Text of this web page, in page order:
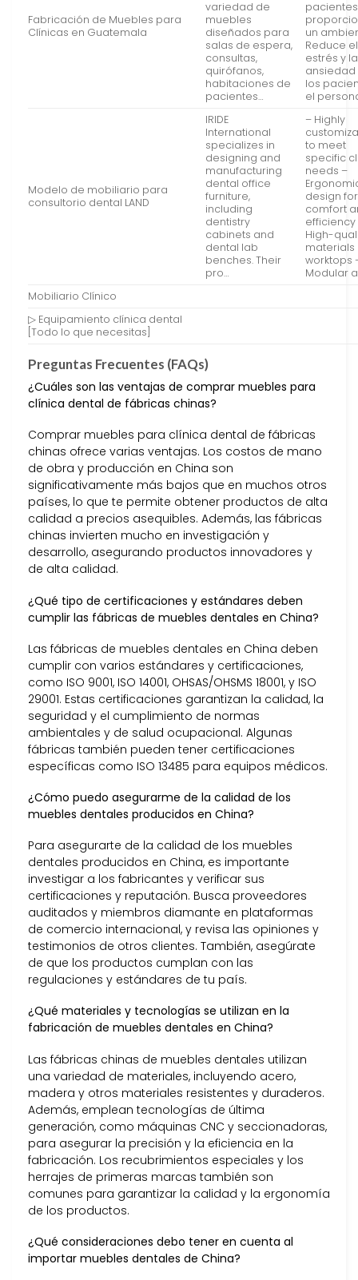
Fabricación de Muebles para
Clínicas en Guatemala
variedad de
muebles
diseñados para
salas de espera,
consultas,
quirófanos,
habitaciones de
pacientes…
un
Reduce el
estrés y la
ansiedad
los
el
Modelo de mobiliario para
consultorio dental LAND
IRIDE
International
specializes in
designing and
manufacturing
dental office
furniture,
including
dentistry
cabinets and
dental lab
benches. Their
pro…
– Highly
to meet
specific
needs –
design for
comfort
efficiency
High-
materials
worktops
Modular
Mobiliario Clínico
▷ Equipamiento clínica dental
[Todo lo que necesitas]
Preguntas Frecuentes (FAQs)
¿Cuáles son las ventajas de comprar muebles para
clínica dental de fábricas chinas?
Comprar muebles para clínica dental de fábricas
chinas ofrece varias ventajas. Los costos de mano
de obra y producción en China son
significativamente más bajos que en muchos otros
países, lo que te permite obtener productos de alta
calidad a precios asequibles. Además, las fábricas
chinas invierten mucho en investigación y
desarrollo, asegurando productos innovadores y
de alta calidad.
¿Qué tipo de certificaciones y estándares deben
cumplir las fábricas de muebles dentales en China?
Las fábricas de muebles dentales en China deben
cumplir con varios estándares y certificaciones,
como ISO 9001, ISO 14001, OHSAS/OHSMS 18001, y ISO
29001. Estas certificaciones garantizan la calidad, la
seguridad y el cumplimiento de normas
ambientales y de salud ocupacional. Algunas
fábricas también pueden tener certificaciones
específicas como ISO 13485 para equipos médicos.
¿Cómo puedo asegurarme de la calidad de los
muebles dentales producidos en China?
Para asegurarte de la calidad de los muebles
dentales producidos en China, es importante
investigar a los fabricantes y verificar sus
certificaciones y reputación. Busca proveedores
auditados y miembros diamante en plataformas
de comercio internacional, y revisa las opiniones y
testimonios de otros clientes. También, asegúrate
de que los productos cumplan con las
regulaciones y estándares de tu país.
¿Qué materiales y tecnologías se utilizan en la
fabricación de muebles dentales en China?
Las fábricas chinas de muebles dentales utilizan
una variedad de materiales, incluyendo acero,
madera y otros materiales resistentes y duraderos.
Además, emplean tecnologías de última
generación, como máquinas CNC y seccionadoras,
para asegurar la precisión y la eficiencia en la
fabricación. Los recubrimientos especiales y los
herrajes de primeras marcas también son
comunes para garantizar la calidad y la ergonomía
de los productos.
¿Qué consideraciones debo tener en cuenta al
importar muebles dentales de China?